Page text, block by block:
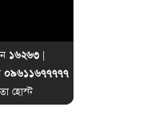
১৬২৬৩ |
০৯৬১১৬৭৭৭৭৭
হোস্ট